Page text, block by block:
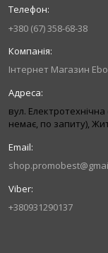
+380 (67) 358-68-38
Інтернет Магазин
вул.
немає, по запиту),
+380931290137